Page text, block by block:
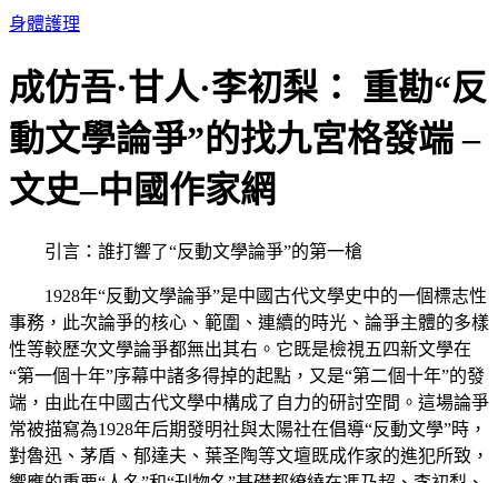
跳
主
要
內
容
身體護理
成仿吾·甘人·李初梨： 重勘“反
動文學論爭”的找九宮格發端 –
文史–中國作家網
引言：誰打響了“反動文學論爭”的第一槍
1928年“反動文學論爭”是中國古代文學史中的一個標志性
事務，此次論爭的核心、範圍、連續的時光、論爭主體的多樣
性等較歷次文學論爭都無出其右。它既是檢視五四新文學在
“第一個十年”序幕中諸多得掉的起點，又是“第二個十年”的發
端，由此在中國古代文學中構成了自力的研討空間。這場論爭
常被描寫為1928年后期發明社與太陽社在倡導“反動文學”時，
對魯迅、茅盾、郁達夫、葉圣陶等文壇既成作家的進犯所致，